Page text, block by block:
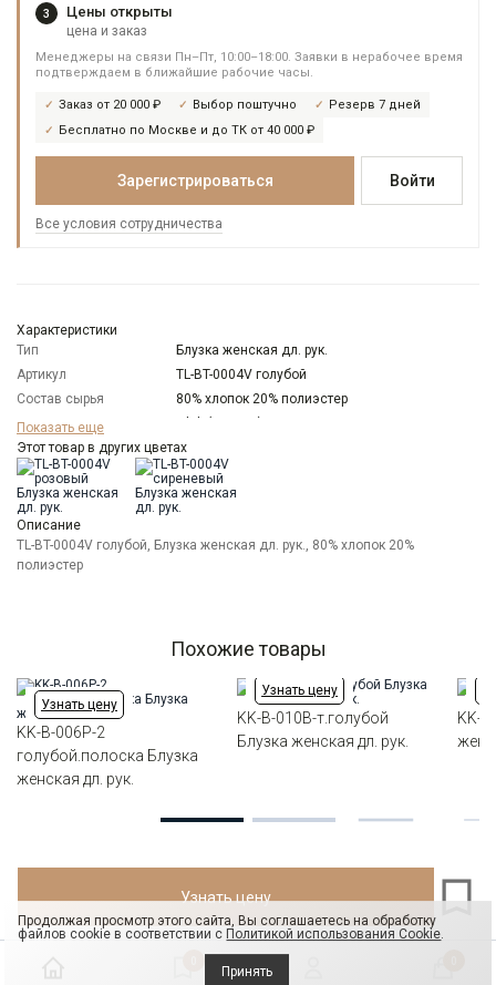
3 Цены открыты
цена и заказ
Менеджеры на связи Пн–Пт, 10:00–18:00. Заявки в нерабочее время
подтверждаем в ближайшие рабочие часы.
Заказ от 20 000 ₽ Выбор поштучно
Резерв 7 дней
Бесплатно по Москве и до ТК от 40 000 ₽
Зарегистрироваться Войти
Все условия сотрудничества
Характеристики
Тип
Блузка женская дл. рук.
Артикул
TL-BT-0004V голубой
Состав сырья
80% хлопок 20% полиэстер
Бренд
Модель
Свободная
Цвет
Голубой
Ворот
Отложной воротник
Манжет
Карман
накладной справа
Силуэт
Показать еще
Этот товар в других цветах
Описание
TL-BT-0004V голубой, Блузка женская дл. рук., 80% хлопок 20%
полиэстер
Похожие товары
Узнать цену
KK-B-006P-2
голубой.полоска Блузка
женская дл. рук.
Узнать цену
KK-B-010B-т.голубой
Блузка женская дл. рук.
KK-
Узнать цену
Продолжая просмотр этого сайта, Вы соглашаетесь на обработку
файлов cookie в соответствии с Политикой использования Cookie.
Принять